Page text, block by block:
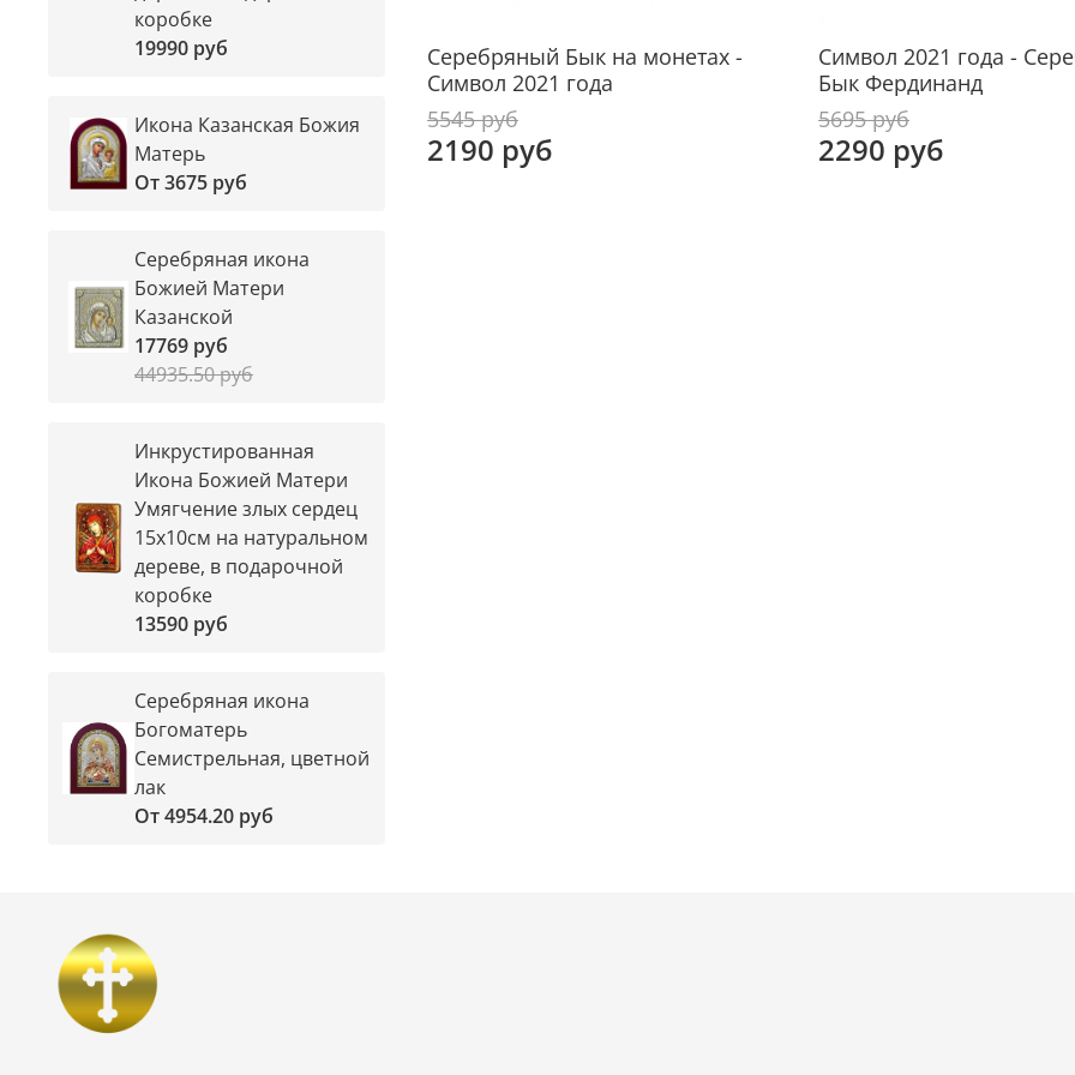
Бык
кто
Серебряный Бык на монетах -
Символ 2021 года
5545 руб
2190 руб
Символ 2021 года -
Бык Фердинанд
5695 руб
2290 руб
коробке
19990 руб
Икона Казанская Божия
Матерь
От3675 руб
Серебряная икона
Божией Матери
Казанской
17769 руб
44935.50 руб
Инкрустированная
Икона Божией Матери
Умягчение злых сердец
15х10см на натуральном
дереве, в подарочной
коробке
13590 руб
Серебряная икона
Богоматерь
Семистрельная, цветной
лак
От4954.20 руб